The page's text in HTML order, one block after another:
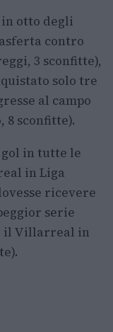
otto degli
contro
3 sconfitte),
solo tre
al campo
8 sconfitte).
gol in tutte le
in Liga
ricevere
serie
il Villarreal in